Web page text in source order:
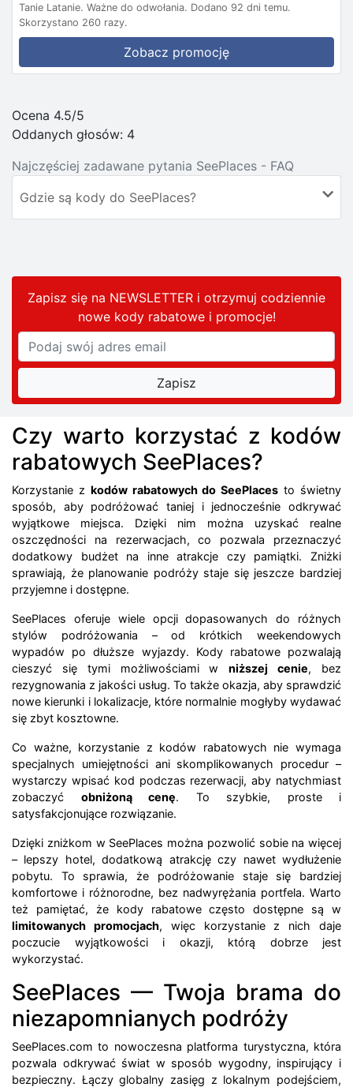
Tanie Latanie. Ważne do odwołania. Dodano 92 dni temu.
Skorzystano 260 razy.
Zobacz promocję
Ocena 4.5/5
Oddanych głosów: 4
Najczęściej zadawane pytania SeePlaces - FAQ
Gdzie są kody do SeePlaces?
Zapisz się na NEWSLETTER i otrzymuj codziennie
nowe kody rabatowei promocje!
Czy warto korzystać z kodów
rabatowych SeePlaces?
Korzystanie z kodów rabatowych do SeePlaces to świetny
sposób, aby podróżować taniej i jednocześnie odkrywać
wyjątkowe miejsca. Dzięki nim można uzyskać realne
oszczędności na rezerwacjach, co pozwala przeznaczyć
dodatkowy budżet na inne atrakcje czy pamiątki. Zniżki
sprawiają, że planowanie podróży staje się jeszcze bardziej
przyjemne i dostępne.
SeePlaces oferuje wiele opcji dopasowanych do różnych
stylów podróżowania – od krótkich weekendowych
wypadów po dłuższe wyjazdy. Kody rabatowe pozwalają
cieszyć się tymi możliwościami wniższej cenie, bez
rezygnowania z jakości usług. To także okazja, aby sprawdzić
nowe kierunki i lokalizacje, które normalnie mogłyby wydawać
się zbyt kosztowne.
Co ważne, korzystanie z kodów rabatowych nie wymaga
specjalnych umiejętności ani skomplikowanych procedur –
wystarczy wpisać kod podczas rezerwacji, aby natychmiast
zobaczyć obniżoną cenę. To szybkie, proste i
satysfakcjonujące rozwiązanie.
Dzięki zniżkom w SeePlaces można pozwolić sobie na więcej
– lepszy hotel, dodatkową atrakcję czy nawet wydłużenie
pobytu. To sprawia, że podróżowanie staje się bardziej
komfortowe i różnorodne, bez nadwyrężania portfela. Warto
też pamiętać, że kody rabatowe często dostępne są w
limitowanych promocjach, więc korzystanie z nich daje
poczucie wyjątkowości i okazji, którą dobrze jest
wykorzystać.
SeePlaces — Twoja brama do
niezapomnianych podróży
SeePlaces.com to nowoczesna platforma turystyczna, która
pozwala odkrywać świat w sposób wygodny, inspirujący i
bezpieczny. Łączy globalny zasięg z lokalnym podejściem,